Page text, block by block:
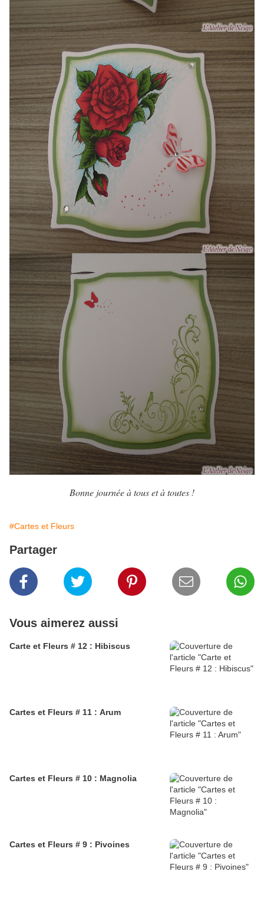
Bonne journée à tous et à toutes !
#Cartes et Fleurs
Partager
Vous aimerez aussi
Carte et Fleurs # 12 : Hibiscus
Cartes et Fleurs # 11 : Arum
Cartes et Fleurs # 10 : Magnolia
Cartes et Fleurs # 9 : Pivoines